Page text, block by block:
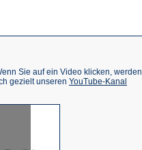
Sie auf ein Video klicken, werden
gezielt unseren YouTube-Kanal